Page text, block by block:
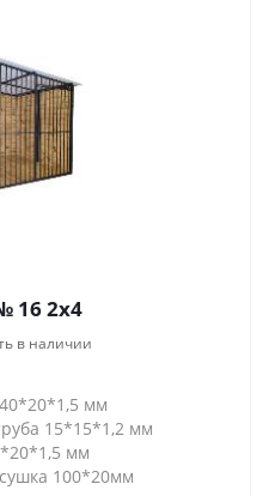
16 2х4
в наличии
мм
15*15*1,2 мм
мм
100*20мм